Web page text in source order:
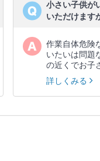
小さい子供が
いただけます
作業自体危険
いたいは問題
の近くでお子
詳しくみる